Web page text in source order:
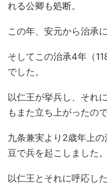
れる公卿も処断。
この年、安元から治承
そしてこの治承4年（
でした。
以仁王が挙兵し、それ
もまた立ち上がったので
九条兼実より2歳年上
豆で兵を起こしました。
以仁王とそれに呼応した